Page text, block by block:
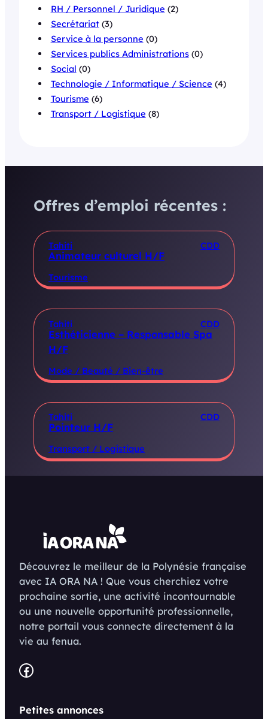
RH / Personnel / Juridique (2)
Secrétariat(3)
Service à la personne (0)
Services publics Administrations(0)
Social (0)
Technologie / Informatique / Science (4)
Tourisme (6)
Transport / Logistique (8)
Offres d’emploi récentes :
Tahiti CDD
Animateur culturel H/F
Tourisme
Tahiti CDD
Esthéticienne – Responsable Spa
H/F
Mode / Beauté / Bien-être
Tahiti CDD
Pointeur H/F
Transport / Logistique
Découvrez le meilleur de la Polynésie française
avec IA ORA NA ! Que vous cherchiez votre
prochaine sortie, une activité incontournable
ou une nouvelle opportunité professionnelle,
notre portail vous connecte directement à la
vie au fenua.
Facebook
Petites annonces